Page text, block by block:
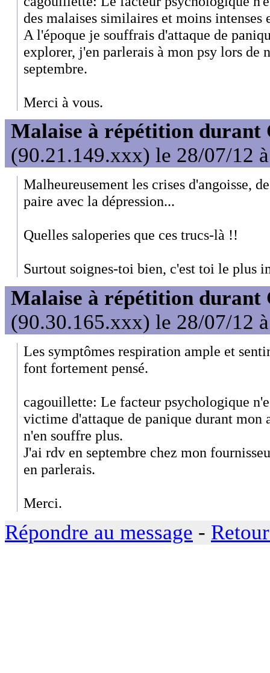
des malaises similaires et moins intenses
A l'époque je souffrais d'attaque de
explorer, j'en parlerais à mon psy lors de
septembre.
Merci à vous.
Malaise à répétition durant
(90.21.149.xxx) le 28/07/12
Malheureusement les crises d'angoisse,
paire avec la dépression...
Quelles saloperies que ces trucs-là !!
Surtout soignes-toi bien, c'est toi le plus
Malaise à répétition durant
(90.30.165.xxx) le 28/07/12
Les symptômes respiration ample et
font fortement pensé.
cagouillette: Le facteur psychologique
victime d'attaque de panique durant mon
n'en souffre plus.
J'ai rdv en septembre chez mon
en parlerais.
Merci.
Répondre au message -